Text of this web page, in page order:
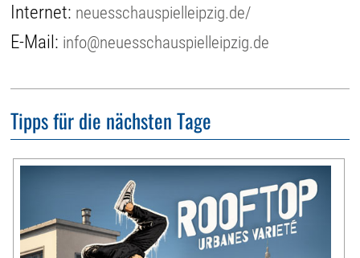
Internet: neuesschauspielleipzig.de/
E-Mail: info@neuesschauspielleipzig.de
Tipps für die nächsten Tage